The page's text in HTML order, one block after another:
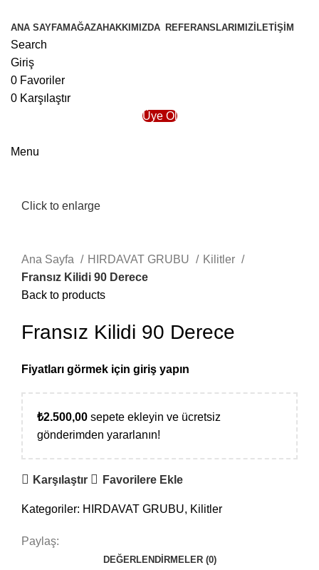
ANA SAYFAMAĞAZAHAKKIMIZDA REFERANSLARIMIZ İLETIŞIM
Search
Giriş
0 Favoriler
0 Karşılaştır
Üye Ol
Menu
Click to enlarge
Ana Sayfa HIRDAVAT GRUBU
Kilitler
Fransız Kilidi 90 Derece
Back to products
Fransız Kilidi 90 Derece
Fiyatları görmek için giriş yapın
₺2.500,00 sepete ekleyin ve ücretsiz
gönderimden yararlanın!
Karşılaştır Favorilere Ekle
Kategoriler: HIRDAVAT GRUBU, Kilitler
Paylaş:
DEĞERLENDIRMELER (0)